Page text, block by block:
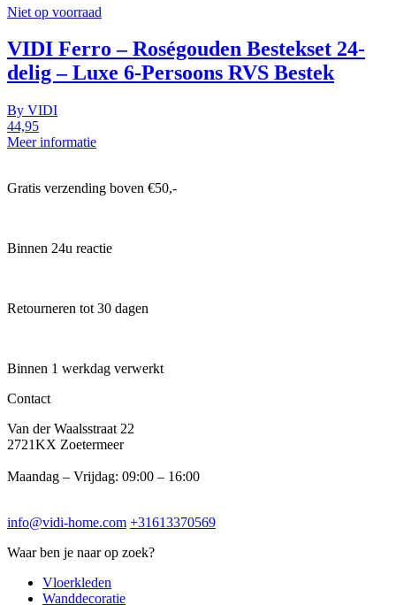
Niet op voorraad
VIDI Ferro – Roségouden Bestekset 24-
delig – Luxe 6-Persoons RVS Bestek
By VIDI
44,95
Meer informatie
Gratis verzending boven €50,-
Binnen 24u reactie
Retourneren tot 30 dagen
Binnen 1 werkdag verwerkt
Contact
Van der Waalsstraat 22
2721KX Zoetermeer
Maandag – Vrijdag: 09:00 – 16:00
info@vidi-home.com +31613370569
Waar ben je naar op zoek?
Vloerkleden
Wanddecoratie